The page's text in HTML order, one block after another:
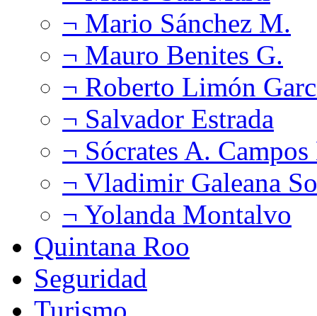
¬ Mario Sánchez M.
¬ Mauro Benites G.
¬ Roberto Limón
¬ Salvador Estrada
¬ Sócrates A.
¬ Vladimir Galeana
¬ Yolanda Montalvo
Quintana Roo
Seguridad
Turismo